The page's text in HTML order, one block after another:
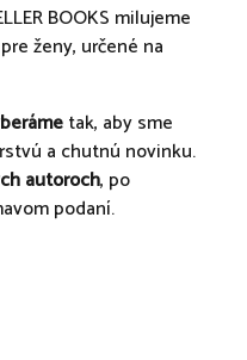
BOOKS milujeme
ženy, určené na
tak, aby sme
a chutnú novinku.
autoroch, po
podaní.